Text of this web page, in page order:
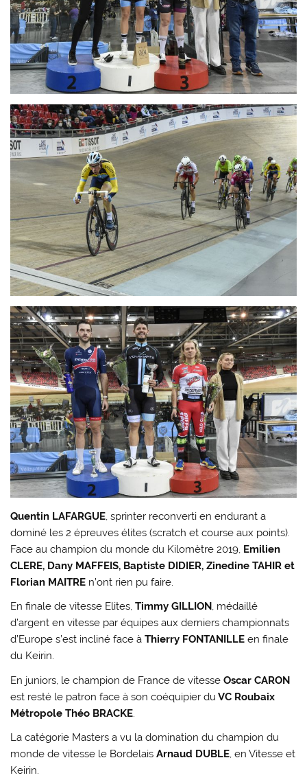
Quentin LAFARGUE, sprinter reconverti en endurant a
dominé les 2 épreuves élites (scratch et course aux points).
Face au champion du monde du Kilomètre 2019, Emilien
CLERE, Dany MAFFEIS, Baptiste DIDIER, Zinedine TAHIR et
Florian MAITRE n’ont rien pu faire.
En finale de vitesse Elites,Timmy GILLION, médaillé
d’argent en vitesse par équipes aux derniers championnats
d’Europe s’est incliné face àThierry FONTANILLE en finale
du Keirin.
En juniors, le champion de France de vitesseOscar CARON
est resté le patron face à son coéquipier du VC Roubaix
Métropole Théo BRACKE.
La catégorie Masters a vu la domination du champion du
monde de vitesse le BordelaisArnaud DUBLE, en Vitesse et
Keirin.